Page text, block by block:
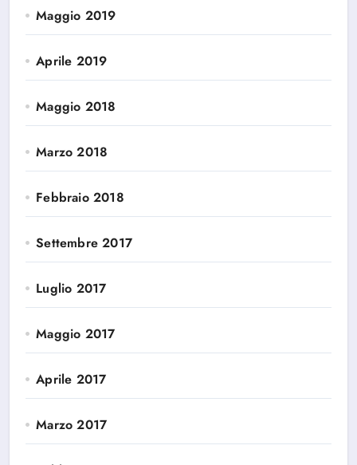
Maggio 2019
Aprile 2019
Maggio 2018
Marzo 2018
Febbraio 2018
Settembre 2017
Luglio 2017
Maggio 2017
Aprile 2017
Marzo 2017